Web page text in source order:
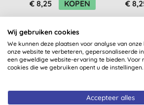
€ 8,25 KOPEN €
4,0van 5 (1 beoordeling
Wij gebruiken cookies
We kunnen deze plaatsen voor analyse van
onze website te verbeteren, gepersonaliseerde
een geweldige website-ervaring te bieden. Voor
cookies die we gebruiken opent u de instellingen.
Accepteer alles